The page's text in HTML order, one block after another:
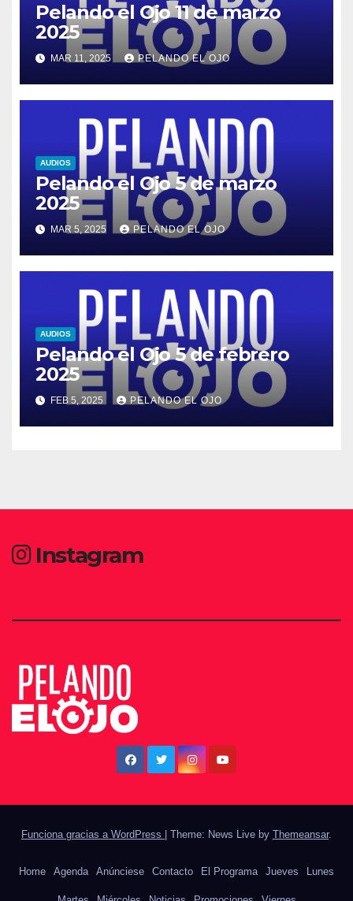
Pelando el Ojo 11 de marzo
2025
MAR 11, 2025 PELANDO EL OJO
AUDIOS
Pelando el Ojo 5 de marzo
2025
MAR 5, 2025 PELANDO EL OJO
AUDIOS
Pelando el Ojo 5 de febrero
2025
FEB 5, 2025 PELANDO EL OJO
Instagram
Funciona gracias a WordPress | Theme: News Live by Themeansar.
Home Agenda Anúnciese Contacto El Programa Jueves Lunes